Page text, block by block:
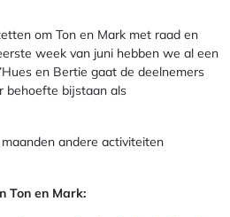
om Ton en Mark met raad en
week van juni hebben we al een
en Bertie gaat de deelnemers
behoefte bijstaan als
andere activiteiten
Ton en Mark: